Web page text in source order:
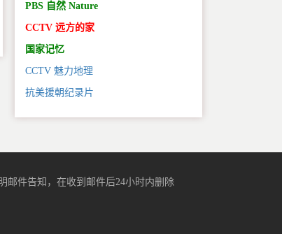
PBS 自然 Nature
CCTV 远方的家
国家记忆
CCTV 魅力地理
抗美援朝纪录片
邮件告知，在收到邮件后24小时内删除